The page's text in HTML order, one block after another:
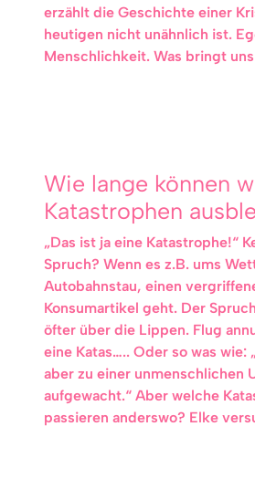
erzählt die Geschichte einer
heutigen nicht unähnlich ist.
Menschlichkeit. Was bringt
Wie lange können
Katastrophen
„Das ist ja eine Katastrophe!“
Spruch? Wenn es z.B. ums
Autobahnstau, einen
Konsumartikel geht. Der
öfter über die Lippen. Flug
eine Katas….. Oder so was wie:
aber zu einer unmenschlichen
aufgewacht.“ Aber welche
passieren anderswo? Elke